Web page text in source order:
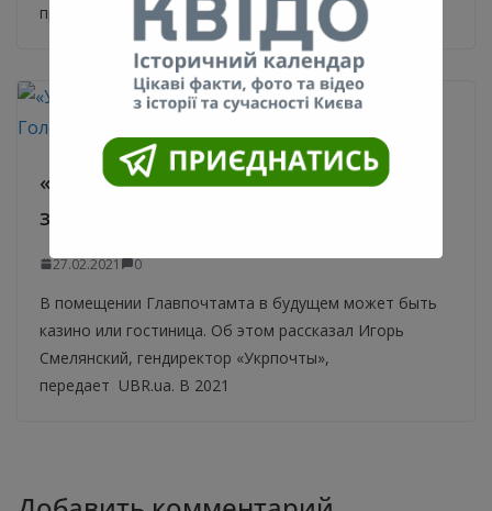
приложении или на портале «Дія». Об
«Укрпочта» намерена продать
здание Главпочтамта на Крещатике
27.02.2021 0
В помещении Главпочтамта в будущем может быть
казино или гостиница. Об этом рассказал Игорь
Смелянский, гендиректор «Укрпочты»,
передает UBR.ua. В 2021